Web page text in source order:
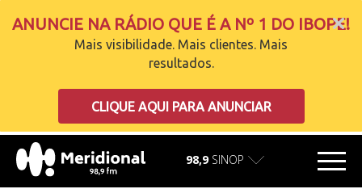
ANUNCIE NA RÁDIO QUE É A Nº 1 DO IBOPE!
Mais visibilidade. Mais clientes. Mais
resultados.
CLIQUE AQUI PARA ANUNCIAR
98,9 SINOP